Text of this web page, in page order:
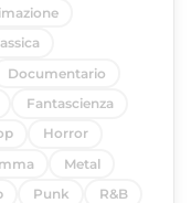
Documentario
Fantascienza
Horror
Metal
Punk
R&B